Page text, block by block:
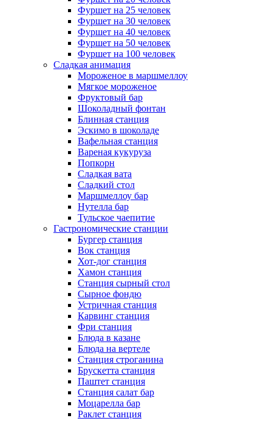
Фуршет на 25 человек
Фуршет на 30 человек
Фуршет на 40 человек
Фуршет на 50 человек
Фуршет на 100 человек
Сладкая анимация
Мороженое в маршмеллоу
Мягкое мороженое
Фруктовый бар
Шоколадный фонтан
Блинная станция
Эскимо в шоколаде
Вафельная станция
Вареная кукуруза
Попкорн
Сладкая вата
Сладкий стол
Маршмеллоу бар
Нутелла бар
Тульское чаепитие
Гастрономические станции
Бургер станция
Вок станция
Хот-дог станция
Хамон станция
Станция сырный стол
Сырное фондю
Устричная станция
Карвинг станция
Фри станция
Блюда в казане
Блюда на вертеле
Станция строганина
Брускетта станция
Паштет станция
Станция салат бар
Моцарелла бар
Раклет станция